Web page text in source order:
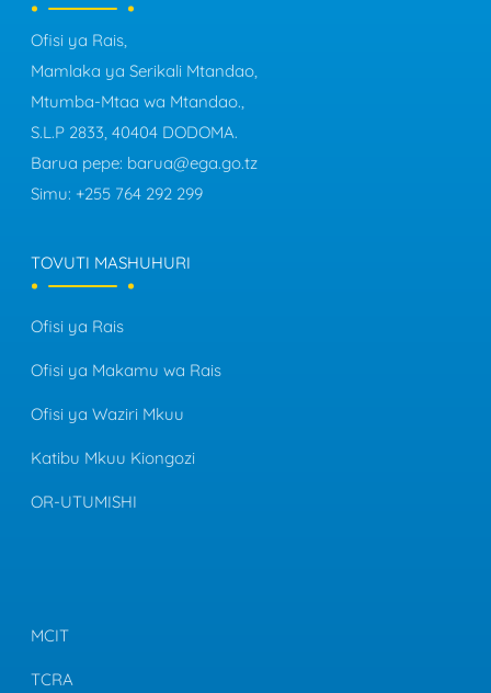
Ofisi ya Rais,
Mamlaka ya Serikali Mtandao,
Mtumba-Mtaa wa Mtandao.,
S.L.P 2833, 40404 DODOMA.
Barua pepe: barua@ega.go.tz
Simu: +255 764 292 299
TOVUTI MASHUHURI
Ofisi ya Rais
Ofisi ya Makamu wa Rais
Ofisi ya Waziri Mkuu
Katibu Mkuu Kiongozi
OR-UTUMISHI
MCIT
TCRA